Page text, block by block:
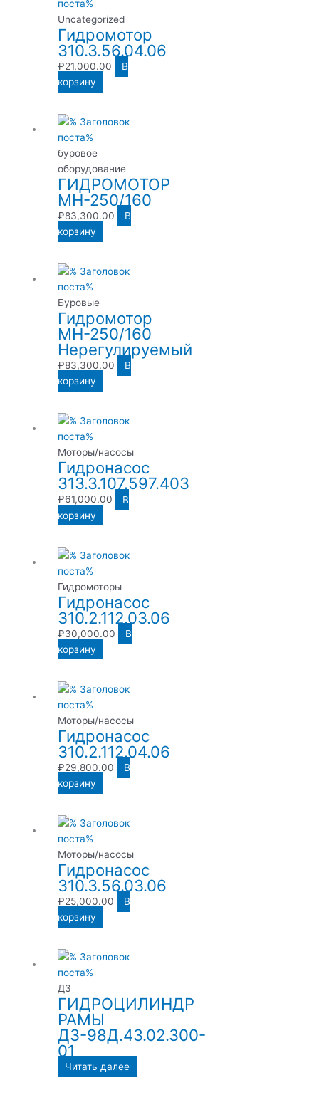
Uncategorized
Гидромотор
310.3.56.04.06
₽21,000.00
В
корзину
буровое
оборудование
ГИДРОМОТОР
МН-250/160
₽83,300.00
В
корзину
Буровые
Гидромотор
МН-250/160
Нерегулируемый
₽83,300.00
В
корзину
Моторы/насосы
Гидронасос
313.3.107.597.403
₽61,000.00
В
корзину
Гидромоторы
Гидронасос
310.2.112.03.06
₽30,000.00
В
корзину
Моторы/насосы
Гидронасос
310.2.112.04.06
₽29,800.00
В
корзину
Моторы/насосы
Гидронасос
310.3.56.03.06
₽25,000.00
В
корзину
ДЗ
ГИДРОЦИЛИНДР
РАМЫ
ДЗ-98Д.43.02.300-
01
Читать далее